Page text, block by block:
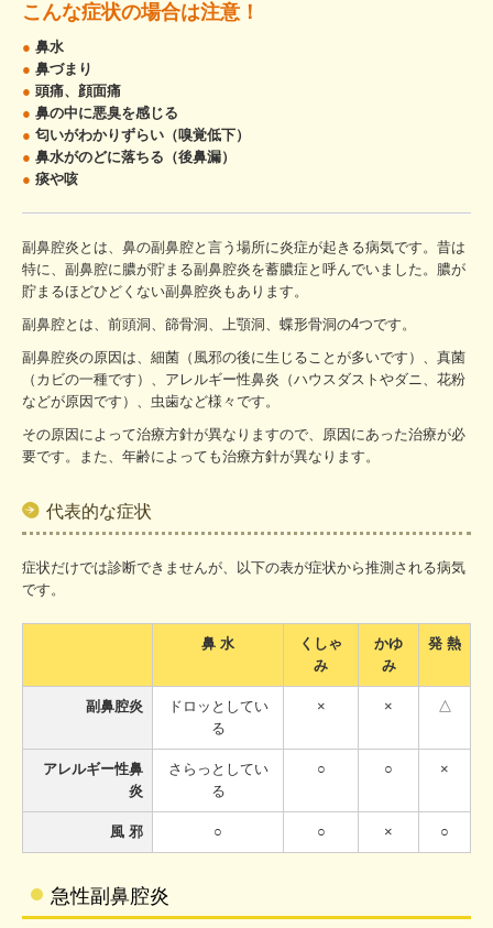
こんな症状の場合は注意！
● 鼻水
● 鼻づまり
● 頭痛、顔面痛
● 鼻の中に悪臭を感じる
● 匂いがわかりずらい（嗅覚低下）
● 鼻水がのどに落ちる（後鼻漏）
● 痰や咳
副鼻腔炎とは、鼻の副鼻腔と言う場所に炎症が起きる病気です。昔は
特に、副鼻腔に膿が貯まる副鼻腔炎を蓄膿症と呼んでいました。膿が
貯まるほどひどくない副鼻腔炎もあります。
副鼻腔とは、前頭洞、篩骨洞、上顎洞、蝶形骨洞の4つです。
副鼻腔炎の原因は、細菌（風邪の後に生じることが多いです）、真菌
（カビの一種です）、アレルギー性鼻炎（ハウスダストやダニ、花粉
などが原因です）、虫歯など様々です。
その原因によって治療方針が異なりますので、原因にあった治療が必
要です。また、年齢によっても治療方針が異なります。
代表的な症状
症状だけでは診断できませんが、以下の表が症状から推測される病気
です。
鼻 水
くしゃ
み
かゆ
み
発 熱
副鼻腔炎
ドロッとしてい
る
× × △
アレルギー性鼻
炎
さらっとしてい
る
○ ○ ×
風 邪 ○ ○ × ○
急性副鼻腔炎